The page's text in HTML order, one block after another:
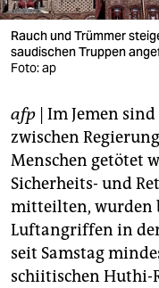
verlag
veranstaltungen
fragen & hilfe
unterstützen
abo
genossenschaft
epaper login
Rauch und Trümmer
saudischen Truppen
Foto: ap
afp | Im Jemen
zwischen
Menschen getötet
Sicherheits- und
mitteilten, wurden
Luftangriffen in der
seit Samstag
schiitischen Huthi-